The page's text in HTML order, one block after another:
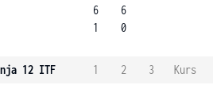
6
1
6
0
12 ITF 1 2 3
Kurs